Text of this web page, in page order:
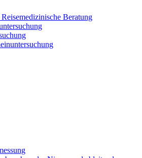
Beratung